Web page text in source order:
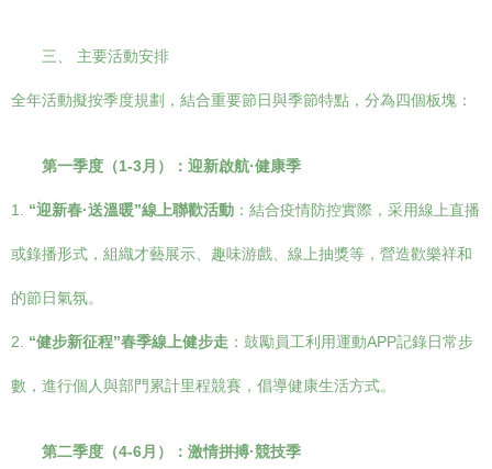
三、 主要活動安排
全年活動擬按季度規劃，結合重要節日與季節特點，分為四個板塊：
第一季度（1-3月）：迎新啟航·健康季
1. “迎新春·送溫暖”線上聯歡活動 ：結合疫情防控實際，采用線上直播
或錄播形式，組織才藝展示、趣味游戲、線上抽獎等，營造歡樂祥和
的節日氣氛。
2. “健步新征程”春季線上健步走 ：鼓勵員工利用運動APP記錄日常步
數，進行個人與部門累計里程競賽，倡導健康生活方式。
第二季度（4-6月）：激情拼搏·競技季